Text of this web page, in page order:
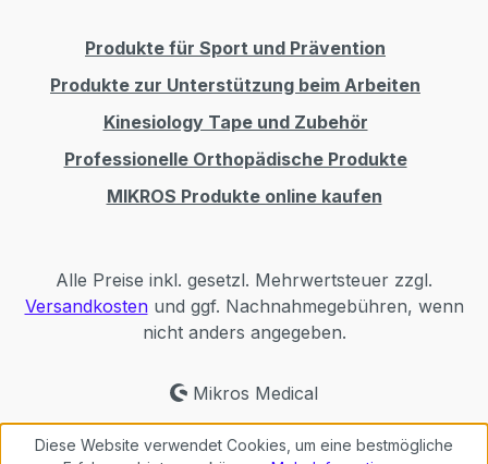
Produkte für Sport und Prävention
Produkte zur Unterstützung beim Arbeiten
Kinesiology Tape und Zubehör
Professionelle Orthopädische Produkte
MIKROS Produkte online kaufen
Alle Preise inkl. gesetzl. Mehrwertsteuer zzgl.
Versandkostenund ggf. Nachnahmegebühren, wenn
nicht anders angegeben.
Mikros Medical
Diese Website verwendet Cookies, um eine bestmögliche